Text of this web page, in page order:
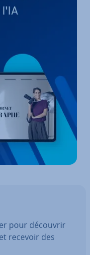
pour découvrir
recevoir des